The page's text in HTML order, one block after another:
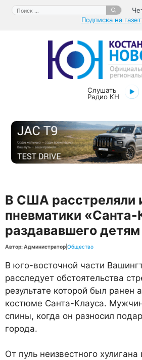
Перейти
содержимому
Поиск:
Подписка на
Слушать
Радио КН
В США расстреляли
пневматики «Санта-
раздававшего
Автор: Администратор Общество
В юго-восточной части
расследует обстоятельства
результате которой был ранен
костюме Санта-Клауса.
спины, когда он разносил
города.
От пуль неизвестного